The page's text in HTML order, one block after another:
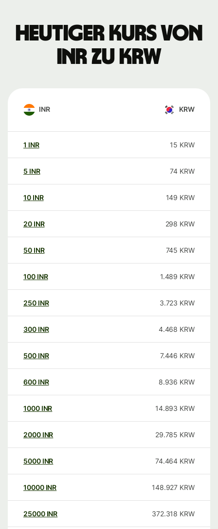
Heutiger Kurs von
INR zu KRW
INR KRW
1 INR 15 KRW
5 INR 74 KRW
10 INR 149 KRW
20 INR 298 KRW
50 INR 745 KRW
100 INR 1.489 KRW
250 INR 3.723 KRW
300 INR 4.468 KRW
500 INR 7.446 KRW
600 INR 8.936 KRW
1000 INR 14.893 KRW
2000 INR 29.785 KRW
5000 INR 74.464 KRW
10000 INR 148.927 KRW
25000 INR 372.318 KRW